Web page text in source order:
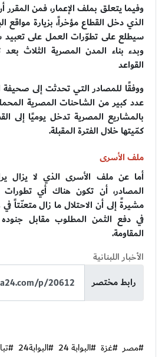
وفيما يتعلق بملف الإعمار، فمن المقرر
الذي دخل القطاع مؤخراً، بزيارة مواقع
سيطلع على تطوّرات العمل على تعبيد
وبدء بناء المدن المصرية الثلاث
القواعد
ووفقًا للمصادر التي تحدثت إلى صحيفة
عدد كبير من الشاحنات المصرية
بالمشاريع المصرية تدخل يوميًا إلى
كمّيتها خلال الفترة المقبلة.
ملف الأسرى
أما عن ملف الأسرى الذي لا يزال
المصادر، أن تكون هناك أي تطورات
مشيرةً إلى أن الاحتلال ما زال متعنّتاً
في دفع الثمن المطلوب مقابل جنوده
المقاومة.
الأخبار اللبنانية
رابط مختصر
#مصر #غزة #البوابة 24 #البوابة24